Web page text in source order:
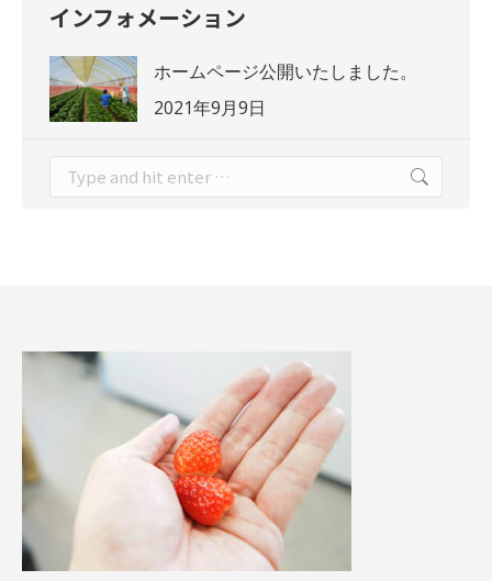
インフォメーション
ホームページ公開いたしました。
2021年9月9日
Search: